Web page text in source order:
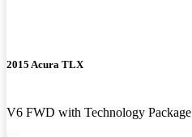
2015 Acura TLX
V6 FWD with Technology Package